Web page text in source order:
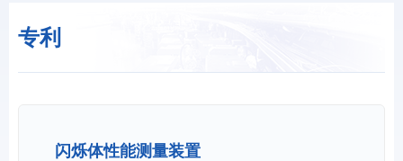
专利
闪烁体性能测量装置